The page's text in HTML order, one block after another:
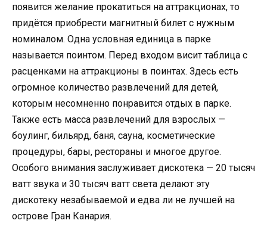
появится желание прокатиться на аттракционах, то
придётся приобрести магнитный билет с нужным
номиналом. Одна условная единица в парке
называется поинтом. Перед входом висит таблица с
расценками на аттракционы в поинтах. Здесь есть
огромное количество развлечений для детей,
которым несомненно понравится отдых в парке.
Также есть масса развлечений для взрослых —
боулинг, бильярд, баня, сауна, косметические
процедуры, бары, рестораны и многое другое.
Особого внимания заслуживает дискотека — 20 тысяч
ватт звука и 30 тысяч ватт света делают эту
дискотеку незабываемой и едва ли не лучшей на
острове Гран Канария.